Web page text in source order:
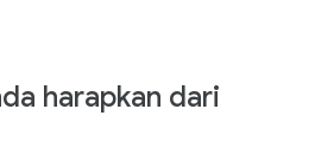
harapkan dari